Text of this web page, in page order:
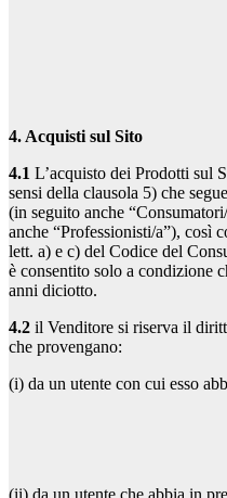
4. Acquisti sul Sito
4.1 L’acquisto dei Prodotti sul
sensi della clausola 5) che
(in seguito anche
anche “Professionisti/a”), così
lett. a) e c) del Codice del
è consentito solo a condizione
anni diciotto.
4.2 il Venditore si riserva il
che provengano:
(i) da un utente con cui esso